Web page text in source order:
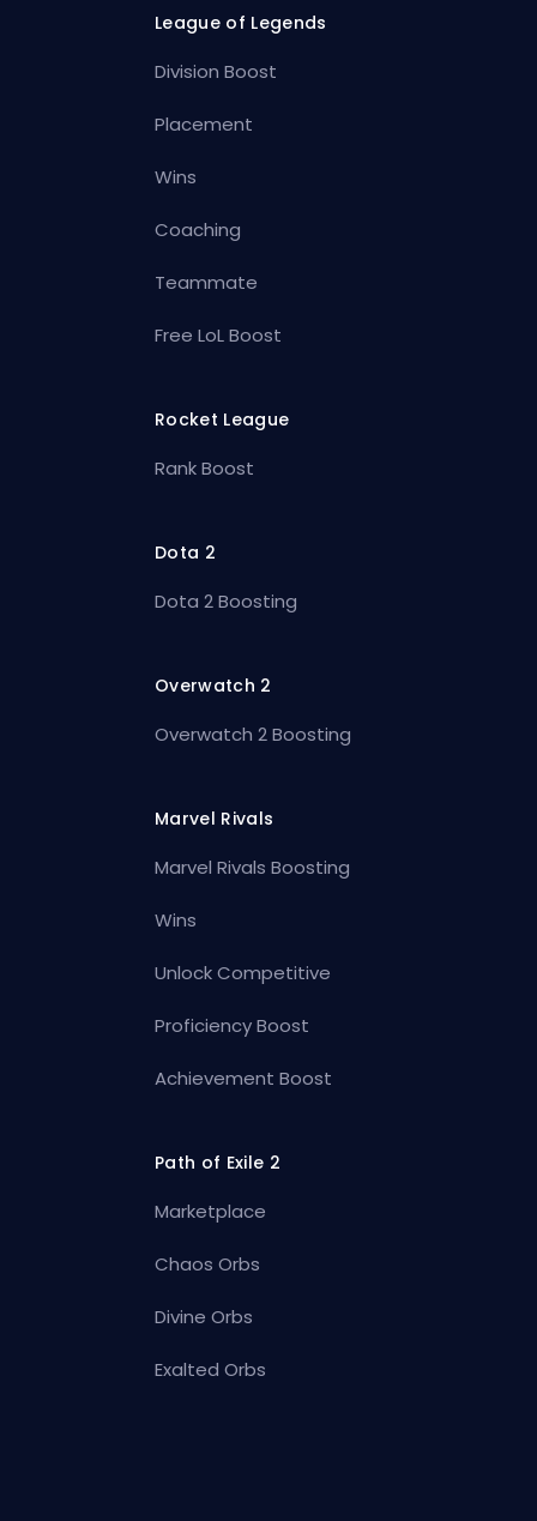
League of Legends
Division Boost
Placement
Wins
Coaching
Teammate
Free LoL Boost
Rocket League
Rank Boost
Dota 2
Dota 2 Boosting
Overwatch 2
Overwatch 2 Boosting
Marvel Rivals
Marvel Rivals Boosting
Wins
Unlock Competitive
Proficiency Boost
Achievement Boost
Path of Exile 2
Marketplace
Chaos Orbs
Divine Orbs
Exalted Orbs